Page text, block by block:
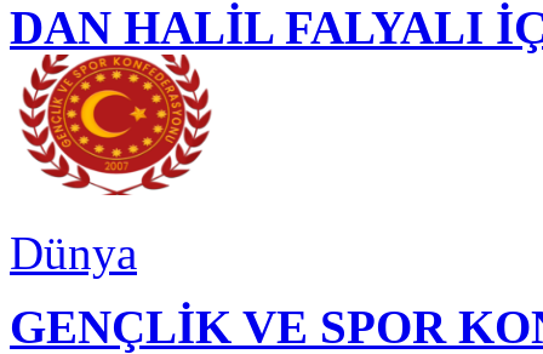
DAN HALİL FALYALI
Dünya
GENÇLİK VE SPOR